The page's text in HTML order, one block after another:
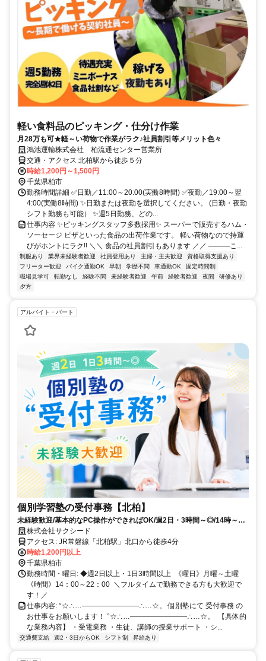
軽い食料品のピッキング・仕分け作業
月28万も可★軽～い荷物で作業がラク♪社員割引等メリット色々
鴻池運輸株式会社 柏流通センター営業所
交通・アクセス 北柏駅から徒歩５分
時給1,200円～1,500円
千葉県柏市
勤務時間詳細 ✅日勤／11:00～20:00(実働8時間) ✅夜勤／19:00～翌
4:00(実働8時間) ✨日勤または夜勤を選択してください。 (日勤・夜勤
シフト勤務も可能） ✨週5日勤務、どの...
仕事内容 ✨ピッキングスタッフ多数採用✨ スーパーで販売するハム・
ソーセージ ピザといった食品の出荷作業です。 軽い荷物なので持運
びがホントにラク!! ＼＼ 食品の社員割引もあります ／／ ―――こ...
制服あり 業界未経験者歓迎 社員登用あり 主婦・主夫歓迎
資格取得支援あり
フリーター歓迎
バイク通勤OK 早朝 学歴不問 車通勤OK
固定時間制
職場見学可
転勤なし 経験不問 未経験者歓迎 午前 経験者歓迎 夜間
研修あり
夕方
アルバイト・パート
個別学習塾の受付事務【北柏】
未経験歓迎/基本的なPC操作ができればOK/週2日・3時間～◎/14時～22
時/主婦(夫)・学生活躍中！
株式会社サクシード
アクセス: JR常磐線「北柏駅」北口から徒歩4分 ㅤ
時給1,200円以上
千葉県柏市
勤務時間・曜日: ◆週2日以上・1日3時間以上 ㅤ 《曜日》月曜～土曜
《時間》14：00～22：00 ㅤ ＼フルタイムで勤務できる方も大歓迎で
す！／ ㅤ
仕事内容: °☆∴…――――――――∴…☆。 個別塾にて 受付事務 の
お仕事をお願いします！ °☆∴…――――――――∴…☆。 ㅤ 【具体的
な業務内容】 ・受電業務 ・生徒、講師の授業サポート ・シ...
交通費支給 週2・3日からOK シフト制 昇給あり